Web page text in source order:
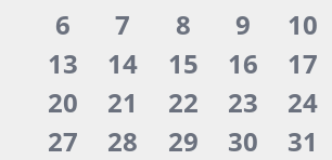
Recursos
Eventos
eventoseventoseventoseventos
0
eventos
6
0
eventos
7
0
eventos
8
0
eventos
9
0
10
0
eventos
13
0
eventos
14
0
eventos
15
0
eventos
16
0
17
0
eventos
20
0
eventos
21
0
eventos
22
0
eventos
23
0
24
0
27
0
28
0
29
0
30
0
31